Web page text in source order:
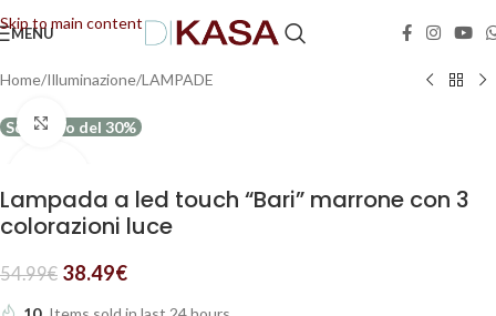
Skip to main content
📢 Dal 08/08/2026 al 23/08/2026 (compresi) gli ordini saranno evasi con tempi di
MENU
Home/Illuminazione/LAMPADE
Scontato del 30%
Clicca per ingrandire
Lampada a led touch “Bari” marrone con 3
colorazioni luce
54.99€ 38.49€